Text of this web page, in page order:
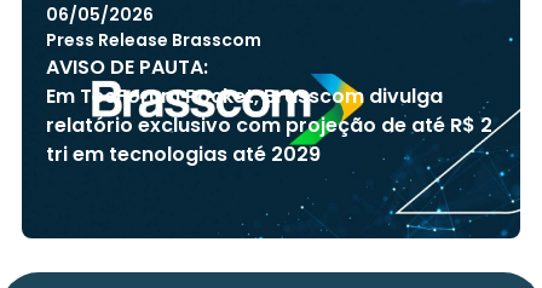
06/05/2026
Press Release Brasscom
AVISO DE PAUTA:
Em TecForum Pocket, Brasscom divulga
relatório exclusivo com projeção de até R$ 2
tri em tecnologias até 2029